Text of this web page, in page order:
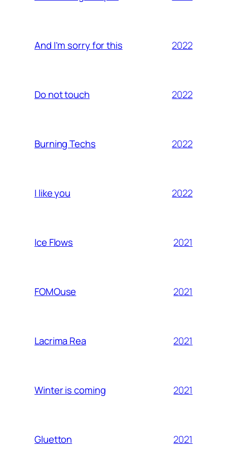
And I’m sorry for this 2022
Do not touch 2022
Burning Techs 2022
I like you 2022
Ice Flows 2021
FOMOuse 2021
Lacrima Rea 2021
Winter is coming 2021
Gluetton 2021